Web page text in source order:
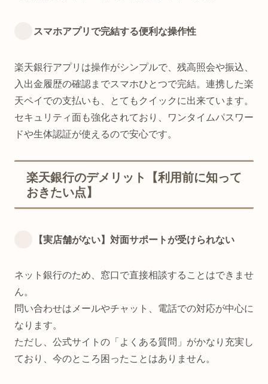
スマホアプリで完結する便利な操作性
楽天銀行アプリは操作がシンプルで、残高照会や振込、
入出金履歴の確認までスマホひとつで完結。連携した楽
天ペイでの支払いも、とてもクイックに出来ています。
セキュリティ面も強化されており、ワンタイムパスワー
ドや生体認証が使えるので安心です。
楽天銀行のデメリット【利用前に知って
おきたい点】
【実店舗がない】対面サポートが受けられない
ネット銀行のため、窓口で直接相談することはできませ
ん。
問い合わせはメールやチャット、電話での対応が中心に
なります。
ただし、公式サイトの「よくある質問」がかなり充実し
ており、今のところ困ったことはありません。